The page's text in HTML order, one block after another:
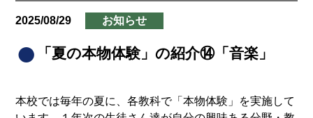
2025/08/29 お知らせ
「夏の本物体験」の紹介⑭「音楽」
本校では毎年の夏に、各教科で「本物体験」を実施して